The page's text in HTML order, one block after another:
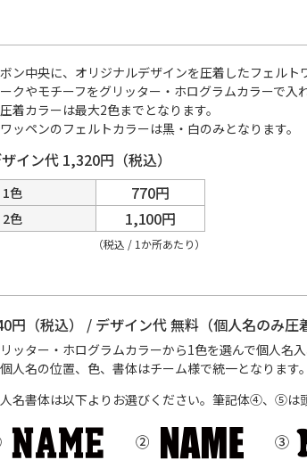
ン中央に、オリジナルデザインを圧着したフェルト
クやモチーフをグリッター・ホログラムカラーで入
着カラーは最大2色までとなります。
ッペンのフェルトカラーは黒・白のみとなります。
イン代 1,320円（税込）
（税込 / 1か所あたり）
1色 770円
2色 1,100円
円（税込） / デザイン代 無料（個人名のみ圧
ッター・ホログラムカラーから1色を選んで個人名
人名の位置、色、書体はチーム様で統一となります。
名書体は以下よりお選びください。筆記体④、⑤は